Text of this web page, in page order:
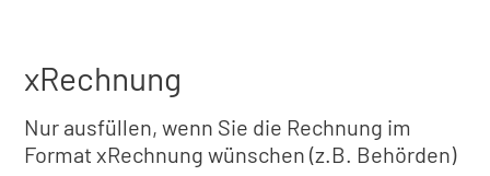
xRechnung
Nur ausfüllen, wenn Sie die Rechnung im
Format xRechnung wünschen (z.B. Behörden)